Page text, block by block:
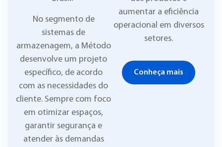
No segmento de
sistemas de
armazenagem, a Método
desenvolve um projeto
específico, de acordo
com as necessidades do
cliente. Sempre com foco
em otimizar espaços,
garantir segurança e
atender às demandas
aumentar a eficiência
operacional em diversos
setores.
Conheça mais